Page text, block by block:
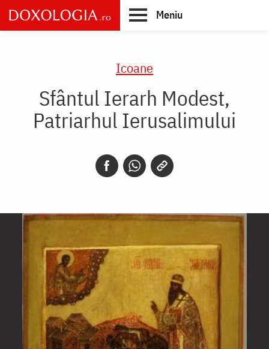
Skip
to
main
Meniu
Icoane
Sfântul Ierarh Modest,
Patriarhul Ierusalimului